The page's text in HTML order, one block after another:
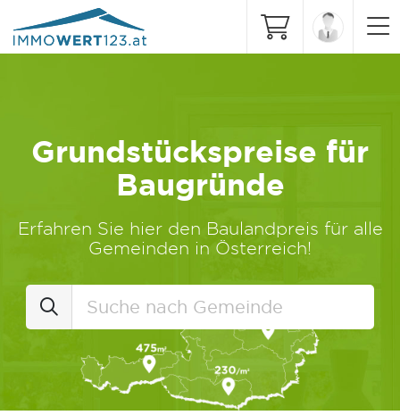
Grundstückspreise für
Baugründe
Erfahren Sie hier den Baulandpreis für alle
Gemeinden in Österreich!